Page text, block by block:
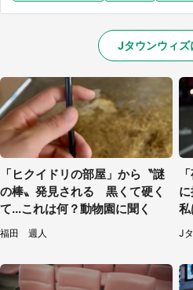
Jタウンウィズ
「ヒクイドリの部屋」から〝謎
の棒〟発見される 黒くて硬く
て...これは何？動物園に聞く
福田 週人 J